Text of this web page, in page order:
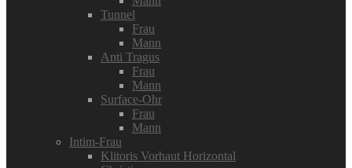
Tunnel
Frau
Mann
Anti Tragus
Frau
Mann
Surface-Ohr
Frau
Mann
Intim-Frau
Klitoris Vorhaut Horizontal